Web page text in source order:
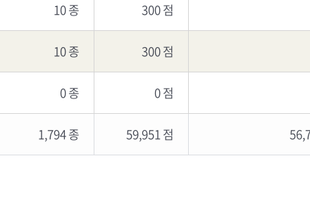
10 종 300 점
10 종 300 점
0 종 0 점
1,794 종 59,951 점